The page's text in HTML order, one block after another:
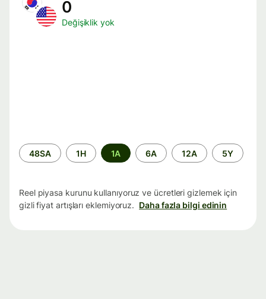
0
Değişiklik yok
Zaman
aralığı
48SA 1H 1A 6A 12A 5Y
Reel piyasa kurunu kullanıyoruz ve ücretleri gizlemek için
gizli fiyat artışları eklemiyoruz. Daha fazla bilgi edinin